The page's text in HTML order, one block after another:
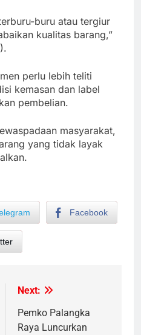
buru atau tergiur
kualitas barang,”
perlu lebih teliti
kemasan dan label
pembelian.
masyarakat,
yang tidak layak
Facebook
Next:
Pemko Palangka
Raya Luncurkan